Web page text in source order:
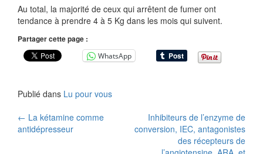
Au total, la majorité de ceux qui arrêtent de fumer ont
tendance à prendre 4 à 5 Kg dans les mois qui suivent.
Partager cette page :
WhatsApp
Publié dans Lu pour vous
Navigation
← La kétamine comme
antidépresseur
Inhibiteurs de l’enzyme de
conversion, IEC, antagonistes
des récepteurs de